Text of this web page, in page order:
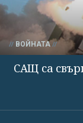
ВОЙНАТА
САЩ са